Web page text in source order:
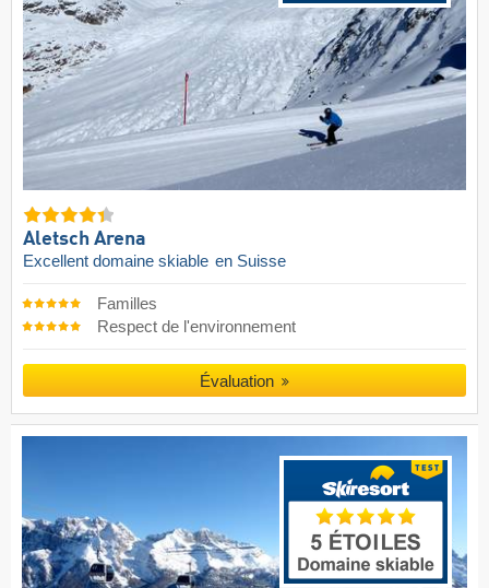
Aletsch Arena
Excellent domaine skiable en Suisse
Familles
Respect de l'environnement
Évaluation